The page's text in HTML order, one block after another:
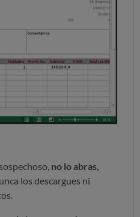
no lo abras,
los descargues ni